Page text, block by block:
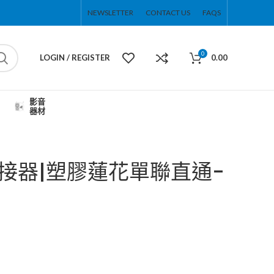
NEWSLETTER CONTACT US FAQS
LOGIN / REGISTER 0 0.00
影音
器材
器|塑膠蓮花單聯直通-